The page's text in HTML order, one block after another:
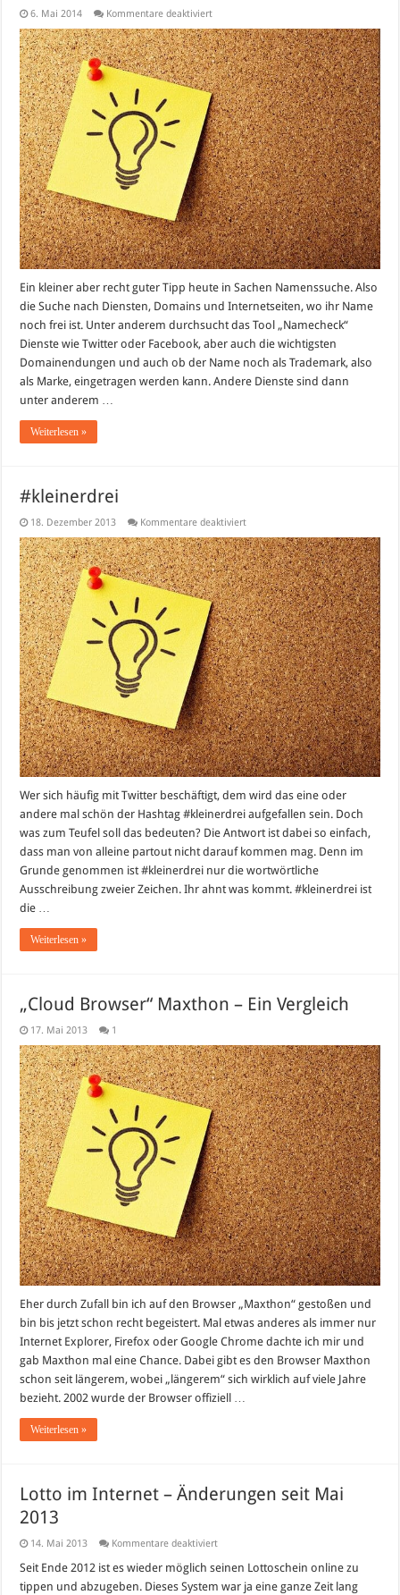
6. Mai 2014 Kommentare deaktiviertfür
Namen
auf
Verfügbarkeit
im
Internet
überprüfen
Ein kleiner aber recht guter Tipp heute in Sachen Namenssuche. Also
die Suche nach Diensten, Domains und Internetseiten, wo ihr Name
noch frei ist. Unter anderem durchsucht das Tool „Namecheck“
Dienste wie Twitter oder Facebook, aber auch die wichtigsten
Domainendungen und auch ob der Name noch als Trademark, also
als Marke, eingetragen werden kann. Andere Dienste sind dann
unter anderem …
Weiterlesen »
#kleinerdrei
18. Dezember 2013 Kommentare deaktiviertfür
Wer sich häufig mit Twitter beschäftigt, dem wird das eine oder
andere mal schön der Hashtag #kleinerdrei aufgefallen sein. Doch
was zum Teufel soll das bedeuten? Die Antwort ist dabei so einfach,
dass man von alleine partout nicht darauf kommen mag. Denn im
Grunde genommen ist #kleinerdrei nur die wortwörtliche
Ausschreibung zweier Zeichen. Ihr ahnt was kommt. #kleinerdrei ist
die …
Weiterlesen »
„Cloud Browser“ Maxthon – Ein Vergleich
17. Mai 2013 1
Eher durch Zufall bin ich auf den Browser „Maxthon“ gestoßen und
bin bis jetzt schon recht begeistert. Mal etwas anderes als immer nur
Internet Explorer, Firefox oder Google Chrome dachte ich mir und
gab Maxthon mal eine Chance. Dabei gibt es den Browser Maxthon
schon seit längerem, wobei „längerem“ sich wirklich auf viele Jahre
bezieht. 2002 wurde der Browser offiziell …
Weiterlesen »
Lotto im Internet – Änderungen seit Mai
2013
14. Mai 2013 Kommentare deaktiviertfür
im
–
Seit Ende 2012 ist es wieder möglich seinen Lottoschein online zu
tippen und abzugeben. Dieses System war ja eine ganze Zeit lang